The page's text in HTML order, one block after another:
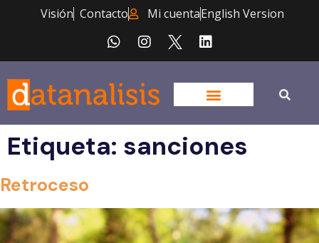
Visión Contacto Mi cuentaEnglish Version
Etiqueta: sanciones
Retroceso